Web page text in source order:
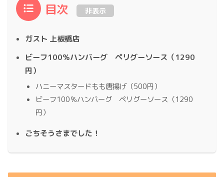
目次 非表示
ガスト 上板橋店
ビーフ100％ハンバーグ ペリグーソース（1290
円）
ハニーマスタードもも唐揚げ（500円）
ビーフ100％ハンバーグ ペリグーソース（1290
円）
ごちそうさまでした！